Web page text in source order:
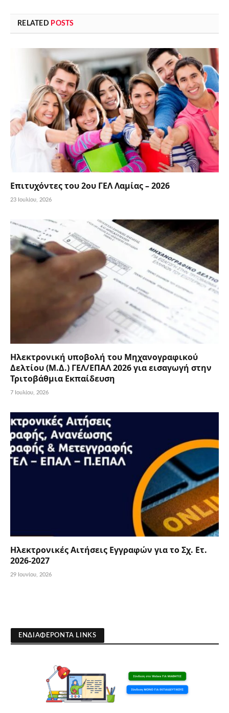
RELATED POSTS
Επιτυχόντες του 2ου ΓΕΛ Λαμίας – 2026
23 Ιουλίου, 2026
Ηλεκτρονική υποβολή του Μηχανογραφικού
Δελτίου (Μ.Δ.) ΓΕΛ/ΕΠΑΛ 2026 για εισαγωγή στην
Τριτοβάθμια Εκπαίδευση
7 Ιουλίου, 2026
Ηλεκτρονικές Αιτήσεις Εγγραφών για το Σχ. Ετ.
2026-2027
29 Ιουνίου, 2026
ΕΝΔΙΑΦΕΡΟΝΤΑ LINKS